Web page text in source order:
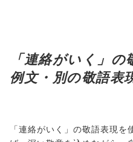
「連絡がいく」
例文・別の敬語表
「連絡がいく」の敬語表現